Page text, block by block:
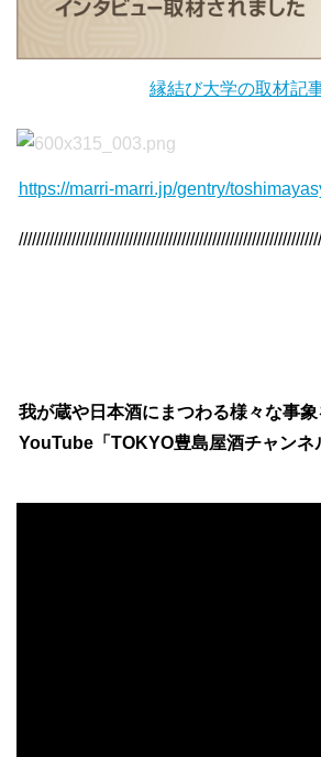
縁結び大学の取材記
https://marri-marri.jp/gentry/
我が蔵や日本酒にまつわる様々な事象
YouTube「TOKYO豊島屋酒チャンネ